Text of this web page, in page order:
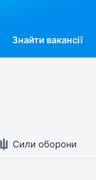
Знайти вакансії
Сили оборони